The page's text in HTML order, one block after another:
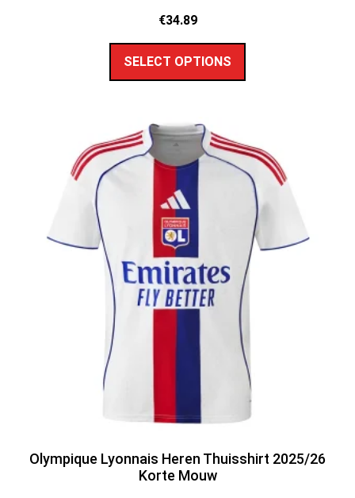
€34.89
SELECT OPTIONS
Olympique Lyonnais Heren Thuisshirt 2025/26
Korte Mouw